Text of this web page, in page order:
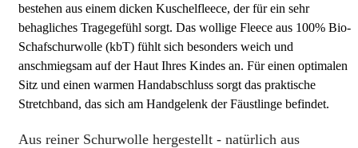
bestehen aus einem dicken Kuschelfleece, der für ein sehr
behagliches Tragegefühl sorgt. Das wollige Fleece aus 100% Bio-
Schafschurwolle (kbT) fühlt sich besonders weich und
anschmiegsam auf der Haut Ihres Kindes an. Für einen optimalen
Sitz und einen warmen Handabschluss sorgt das praktische
Stretchband, das sich am Handgelenk der Fäustlinge befindet.
Aus reiner Schurwolle hergestellt - natürlich aus